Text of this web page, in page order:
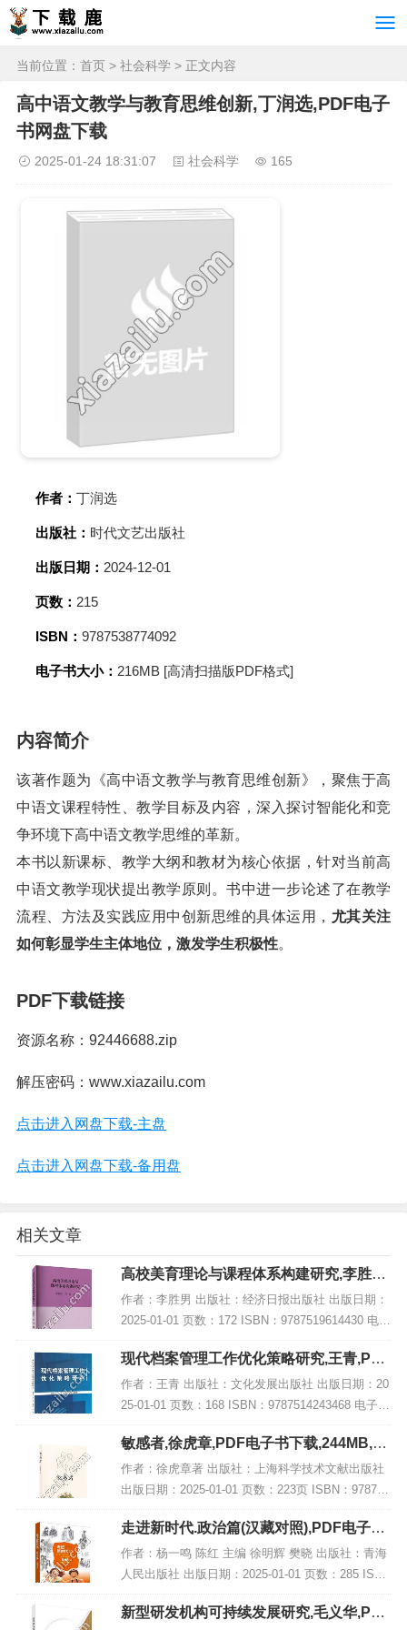
当前位置： 首页 > 社会科学 > 正文内容
高中语文教学与教育思维创新,丁润选,PDF电子
书网盘下载
2025-01-24 18:31:07 社会科学 165
作者： 丁润选
出版社： 时代文艺出版社
出版日期： 2024-12-01
页数： 215
ISBN： 9787538774092
电子书大小： 216MB [高清扫描版PDF格式]
内容简介
该著作题为《高中语文教学与教育思维创新》，聚焦于高
中语文课程特性、教学目标及内容，深入探讨智能化和竞
争环境下高中语文教学思维的革新。
本书以新课标、教学大纲和教材为核心依据，针对当前高
中语文教学现状提出教学原则。书中进一步论述了在教学
流程、方法及实践应用中创新思维的具体运用， 尤其关注
如何彰显学生主体地位，激发学生积极性。
PDF下载链接
资源名称：92446688.zip
解压密码：www.xiazailu.com
点击进入网盘下载-主盘
点击进入网盘下载-备用盘
相关文章
高校美育理论与课程体系构建研究,李胜男,
PDF电子书网盘下载
作者：李胜男 出版社：经济日报出版社 出版日期：
2025-01-01 页数：172 ISBN：9787519614430 电子
书大小：191MB [高清扫描版PDF格式] 内容简介
《高校美...
现代档案管理工作优化策略研究,王青,PDF
电子书网盘下载
作者：王青 出版社：文化发展出版社 出版日期：20
25-01-01 页数：168 ISBN：9787514243468 电子书
大小：264MB [高清扫描版PDF格式] 内容简介 书
名：《现...
敏感者,徐虎章,PDF电子书下载,244MB,网
盘资源
作者：徐虎章著 出版社：上海科学技术文献出版社
出版日期：2025-01-01 页数：223页 ISBN：978754
3991064 电子书大小：244MB [高清扫描版PDF格
式] 内容简...
走进新时代.政治篇(汉藏对照),PDF电子书
网盘下载
作者：杨一鸣 陈红 主编 徐明辉 樊晓 出版社：青海
人民出版社 出版日期：2025-01-01 页数：285 ISB
N：9787225066783 电子书大小：178MB [高清扫描
版P...
新型研发机构可持续发展研究,毛义华,PDF